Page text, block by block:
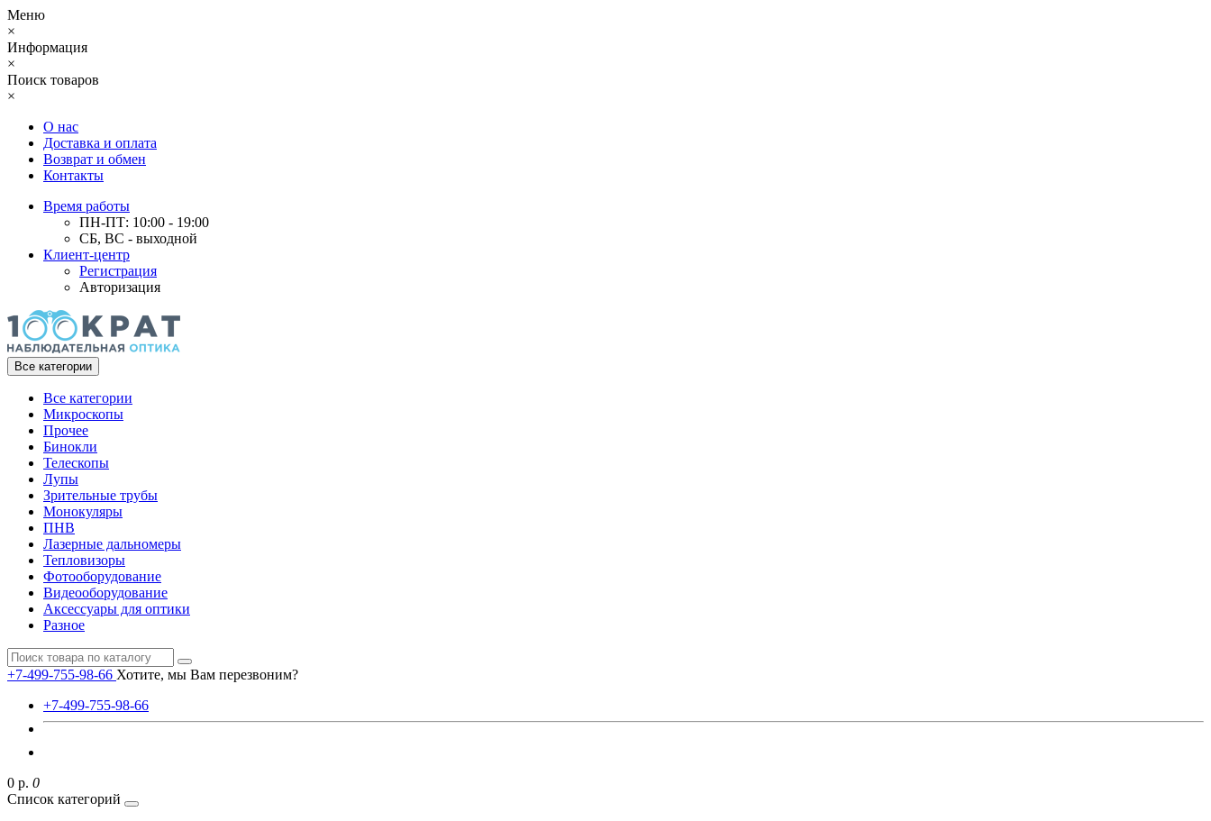
Меню
×
Информация
×
Поиск товаров
×
О нас
Доставка и оплата
Возврат и обмен
Контакты
Время работы
ПН-ПТ: 10:00 - 19:00
СБ, ВС - выходной
Клиент-центр
Регистрация
Авторизация
Все категории
Все категории
Микроскопы
Прочее
Бинокли
Телескопы
Лупы
Зрительные трубы
Монокуляры
ПНВ
Лазерные дальномеры
Тепловизоры
Фотооборудование
Видеооборудование
Аксессуары для оптики
Разное
+7-499-755-98-66 Хотите, мы Вам перезвоним?
+7-499-755-98-66
0 р. 0
Список категорий